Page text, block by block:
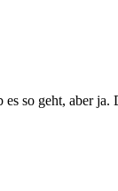
so geht, aber